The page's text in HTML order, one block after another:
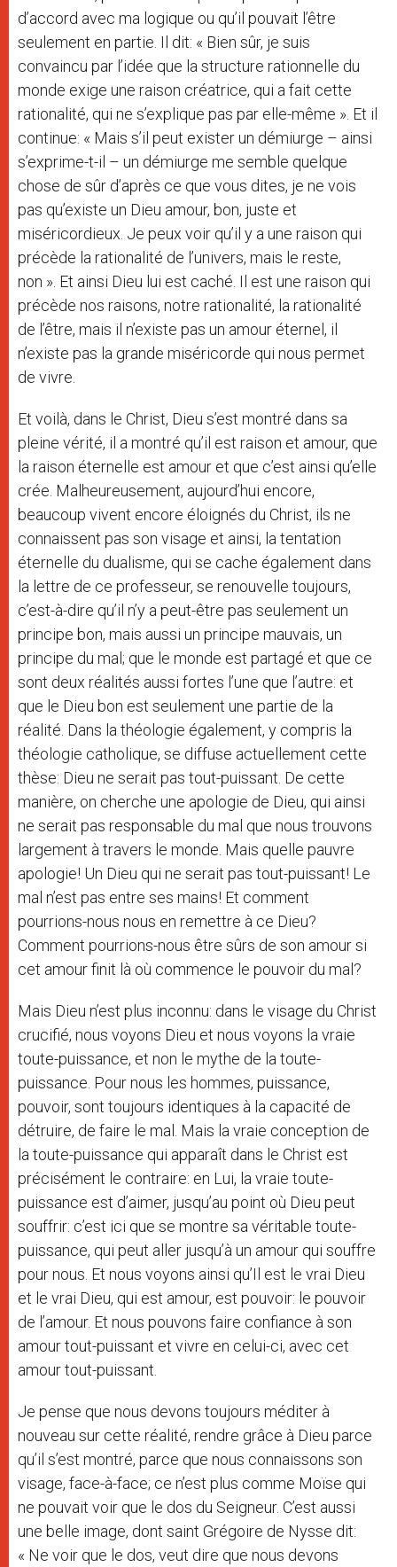
d’accord avec ma logique ou qu’il pouvait l’être
seulement en partie. Il dit: « Bien sûr, je suis
convaincu par l’idée que la structure rationnelle du
monde exige une raison créatrice, qui a fait cette
rationalité, qui ne s’explique pas par elle-même ». Et il
continue: « Mais s’il peut exister un démiurge – ainsi
s’exprime-t-il – un démiurge me semble quelque
chose de sûr d’après ce que vous dites, je ne vois
pas qu’existe un Dieu amour, bon, juste et
miséricordieux. Je peux voir qu’il y a une raison qui
précède la rationalité de l’univers, mais le reste,
non ». Et ainsi Dieu lui est caché. Il est une raison qui
précède nos raisons, notre rationalité, la rationalité
de l’être, mais il n’existe pas un amour éternel, il
n’existe pas la grande miséricorde qui nous permet
de vivre.
Et voilà, dans le Christ, Dieu s’est montré dans sa
pleine vérité, il a montré qu’il est raison et amour, que
la raison éternelle est amour et que c’est ainsi qu’elle
crée. Malheureusement, aujourd’hui encore,
beaucoup vivent encore éloignés du Christ, ils ne
connaissent pas son visage et ainsi, la tentation
éternelle du dualisme, qui se cache également dans
la lettre de ce professeur, se renouvelle toujours,
c’est-à-dire qu’il n’y a peut-être pas seulement un
principe bon, mais aussi un principe mauvais, un
principe du mal; que le monde est partagé et que ce
sont deux réalités aussi fortes l’une que l’autre: et
que le Dieu bon est seulement une partie de la
réalité. Dans la théologie également, y compris la
théologie catholique, se diffuse actuellement cette
thèse: Dieu ne serait pas tout-puissant. De cette
manière, on cherche une apologie de Dieu, qui ainsi
ne serait pas responsable du mal que nous trouvons
largement à travers le monde. Mais quelle pauvre
apologie! Un Dieu qui ne serait pas tout-puissant! Le
mal n’est pas entre ses mains! Et comment
pourrions-nous nous en remettre à ce Dieu?
Comment pourrions-nous être sûrs de son amour si
cet amour finit là où commence le pouvoir du mal?
Mais Dieu n’est plus inconnu: dans le visage du Christ
crucifié, nous voyons Dieu et nous voyons la vraie
toute-puissance, et non le mythe de la toute-
puissance. Pour nous les hommes, puissance,
pouvoir, sont toujours identiques à la capacité de
détruire, de faire le mal. Mais la vraie conception de
la toute-puissance qui apparaît dans le Christ est
précisément le contraire: en Lui, la vraie toute-
puissance est d’aimer, jusqu’au point où Dieu peut
souffrir: c’est ici que se montre sa véritable toute-
puissance, qui peut aller jusqu’à un amour qui souffre
pour nous. Et nous voyons ainsi qu’Il est le vrai Dieu
et le vrai Dieu, qui est amour, est pouvoir: le pouvoir
de l’amour. Et nous pouvons faire confiance à son
amour tout-puissant et vivre en celui-ci, avec cet
amour tout-puissant.
Je pense que nous devons toujours méditer à
nouveau sur cette réalité, rendre grâce à Dieu parce
qu’il s’est montré, parce que nous connaissons son
visage, face-à-face; ce n’est plus comme Moïse qui
ne pouvait voir que le dos du Seigneur. C’est aussi
une belle image, dont saint Grégoire de Nysse dit:
« Ne voir que le dos, veut dire que nous devons